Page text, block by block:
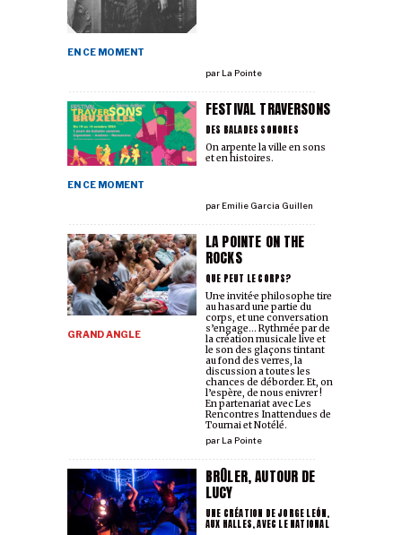
EN CE MOMENT
parLa Pointe
FESTIVAL TRAVERSONS
DES BALADES SONORES
EN CE MOMENT
parEmilie Garcia Guillen
On arpente la ville en sons
et en histoires.
LA POINTE ON THE
ROCKS
QUE PEUT LE CORPS?
GRAND ANGLE
parLa Pointe
Un·e invité·e philosophe tire
au hasard une partie du
corps, et une conversation
s’engage… Rythmée par de
la création musicale live et
le son des glaçons tintant
au fond des verres, la
discussion a toutes les
chances de déborder. Et, on
l’espère, de nous enivrer !
En partenariat avec Les
Rencontres Inattendues de
Tournai et Notélé.
BRÛLER, AUTOUR DE
LUCY
UNE CRÉATION DE JORGE LEÓN,
AUX HALLES, AVEC LE NATIONAL